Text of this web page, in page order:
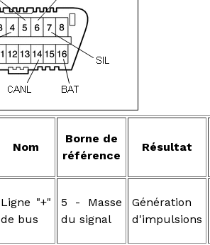
Nom
Borne de
référence
Résultat
Ligne "+"
de bus
5 - Masse
du signal
Génération
d'impulsions